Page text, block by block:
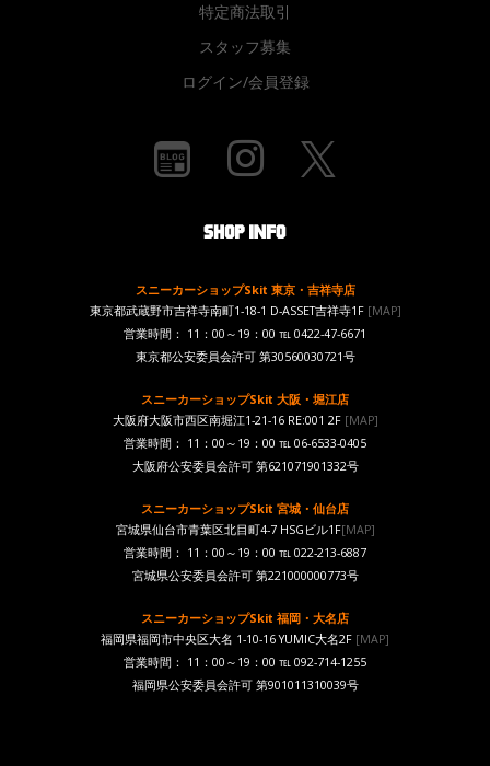
特定商法取引
スタッフ募集
ログイン/会員登録
スニーカーショップSkit 東京・吉祥寺店
東京都武蔵野市吉祥寺南町1-18-1 D-ASSET吉祥寺1F [MAP]
営業時間： 11：00～19：00 ℡ 0422-47-6671
東京都公安委員会許可 第30560030721号
スニーカーショップSkit 大阪・堀江店
大阪府大阪市西区南堀江1-21-16 RE:001 2F[MAP]
営業時間： 11：00～19：00 ℡ 06-6533-0405
大阪府公安委員会許可 第621071901332号
スニーカーショップSkit 宮城・仙台店
宮城県仙台市青葉区北目町4-7 HSGビル1F[MAP]
営業時間： 11：00～19：00 ℡ 022-213-6887
宮城県公安委員会許可 第221000000773号
スニーカーショップSkit 福岡・大名店
福岡県福岡市中央区大名 1-10-16 YUMIC大名2F [MAP]
営業時間： 11：00～19：00 ℡ 092-714-1255
福岡県公安委員会許可 第901011310039号